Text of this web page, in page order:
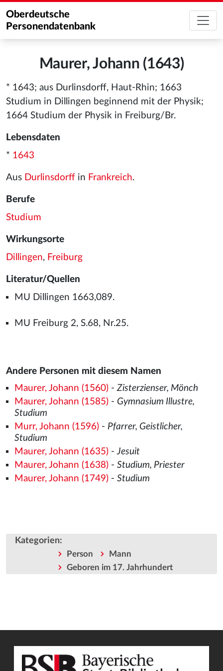
Oberdeutsche
Personendatenbank
Maurer, Johann (1643)
* 1643; aus Durlinsdorff, Haut-Rhin; 1663
Studium in Dillingen beginnend mit der Physik;
1664 Studium der Physik in Freiburg/Br.
Lebensdaten
* 1643
Aus Durlinsdorff in Frankreich.
Berufe
Studium
Wirkungsorte
Dillingen, Freiburg
Literatur/Quellen
MU Dillingen 1663,089.
MU Freiburg 2, S.68, Nr.25.
Andere Personen mit diesem Namen
Maurer, Johann (1560)-Zisterzienser, Mönch
Maurer, Johann (1585)- Gymnasium Illustre,
Studium
Murr, Johann (1596)- Pfarrer, Geistlicher,
Studium
Maurer, Johann (1635)-Jesuit
Maurer, Johann (1638)- Studium, Priester
Maurer, Johann (1749)- Studium
Kategorien:
Person
Mann
Geboren im 17. Jahrhundert